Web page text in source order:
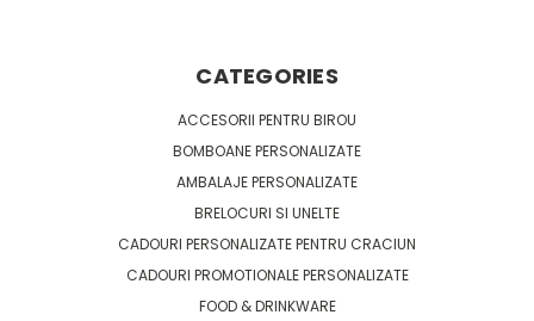
CATEGORIES
ACCESORII PENTRU BIROU
BOMBOANE PERSONALIZATE
AMBALAJE PERSONALIZATE
BRELOCURI SI UNELTE
CADOURI PERSONALIZATE PENTRU CRACIUN
CADOURI PROMOTIONALE PERSONALIZATE
FOOD & DRINKWARE